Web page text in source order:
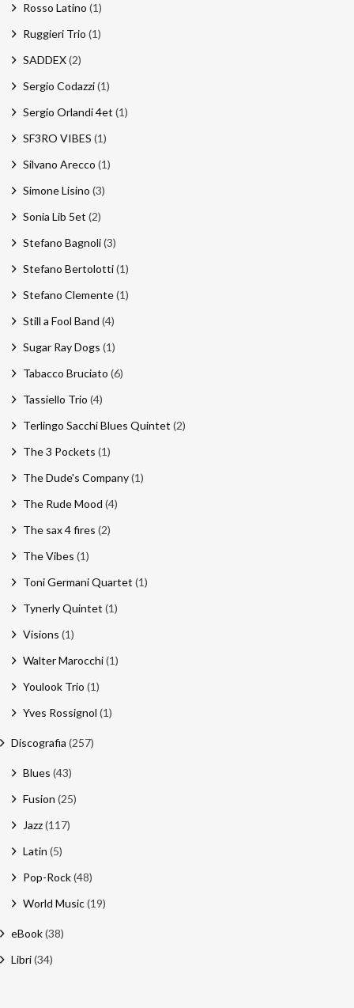
Rosso Latino (1)
Ruggieri Trio (1)
SADDEX(2)
Sergio Codazzi(1)
Sergio Orlandi 4et (1)
SF3RO VIBES (1)
Silvano Arecco (1)
Simone Lisino (3)
Sonia Lib 5et (2)
Stefano Bagnoli(3)
Stefano Bertolotti(1)
Stefano Clemente(1)
Still a Fool Band (4)
Sugar Ray Dogs (1)
Tabacco Bruciato (6)
Tassiello Trio (4)
Terlingo Sacchi Blues Quintet (2)
The 3 Pockets (1)
The Dude's Company(1)
The Rude Mood (4)
The sax 4 fires (2)
The Vibes (1)
Toni Germani Quartet (1)
Tynerly Quintet (1)
Visions (1)
Walter Marocchi(1)
Youlook Trio (1)
Yves Rossignol (1)
Discografia (257)
Blues (43)
Fusion (25)
Jazz(117)
Latin (5)
Pop-Rock(48)
World Music(19)
eBook(38)
Libri(34)